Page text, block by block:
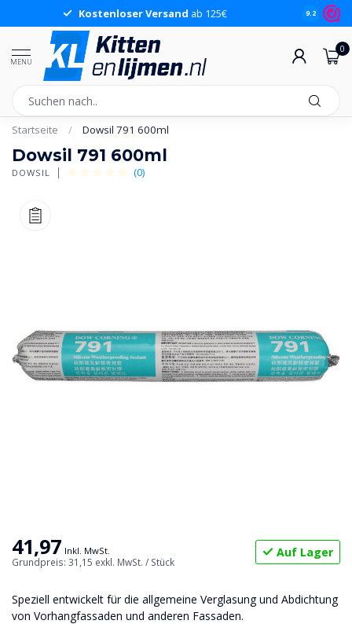
Kostenloser Versand ab 125€ 9.2
MENU
0
Startseite / Dowsil 791 600ml
Dowsil 791 600ml
DOWSIL (0)
41,97 Inkl. MwSt.
Grundpreis: 31,15 exkl. MwSt. / Stück
Auf Lager
Speziell entwickelt für die allgemeine Verglasung und Abdichtung
von Vorhangfassaden und anderen Fassaden.